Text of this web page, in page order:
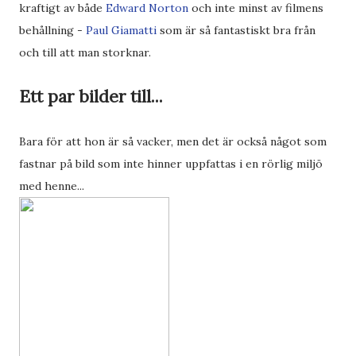
kraftigt av både Edward Norton och inte minst av filmens
behållning - Paul Giamatti som är så fantastiskt bra från
och till att man storknar.
Ett par bilder till...
Bara för att hon är så vacker, men det är också något som
fastnar på bild som inte hinner uppfattas i en rörlig miljö
med henne...